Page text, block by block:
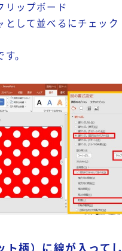
ップボード
して並べるにチェック
。